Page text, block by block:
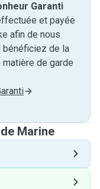
Garanti
et payée
afin de nous
bénéficiez de la
de garde
Marine